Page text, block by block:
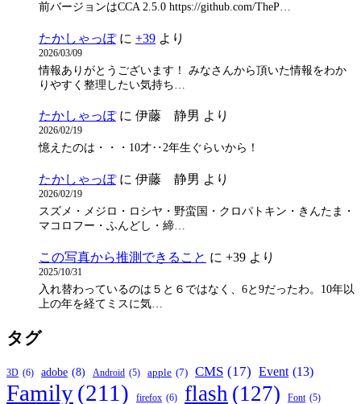
前バージョンはCCA 2.5.0 https://github.com/TheP…
たかしゃっぽに +39 より
2026/03/09
情報ありがとうございます！ みなさんから頂いた情報をわか
りやすく整理したい気持ち…
たかしゃっぽに 伊藤 静男 より
2026/02/19
憶えたのは・・・10才‥2年生ぐらいから！
たかしゃっぽに 伊藤 静男 より
2026/02/19
スズメ・メジロ・ロシヤ・野蛮国・クロパトキン・きんたま・
マコロフー・ふんどし・締…
この写真から推測できること に +39 より
2025/10/31
入れ替わっているのは５と６ではなく、6と9だったわ。10年以
上の年を経てミスに気…
タグ
3D (6) adobe (8) Android (5) apple (7) CMS (17) Event (13)
Family(211) firefox (6) flash (127) Font (5)